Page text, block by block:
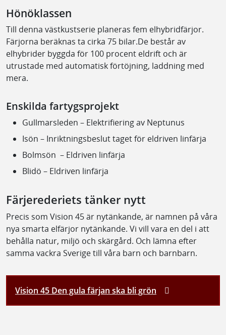
Hönöklassen
Till denna västkustserie planeras fem elhybridfärjor.
Färjorna beräknas ta cirka 75 bilar.De består av
elhybrider byggda för 100 procent eldrift och är
utrustade med automatisk förtöjning, laddning med
mera.
Enskilda fartygsprojekt
Gullmarsleden – Elektrifiering av Neptunus
Isön – Inriktningsbeslut taget för eldriven linfärja
Bolmsön – Eldriven linfärja
Blidö – Eldriven linfärja
Färjerederiets tänker nytt
Precis som Vision 45 är nytänkande, är namnen på våra
nya smarta elfärjor nytänkande. Vi vill vara en del i att
behålla natur, miljö och skärgård. Och lämna efter
samma vackra Sverige till våra barn och barnbarn.
Vision 45 Den gula färjan ska bli grön